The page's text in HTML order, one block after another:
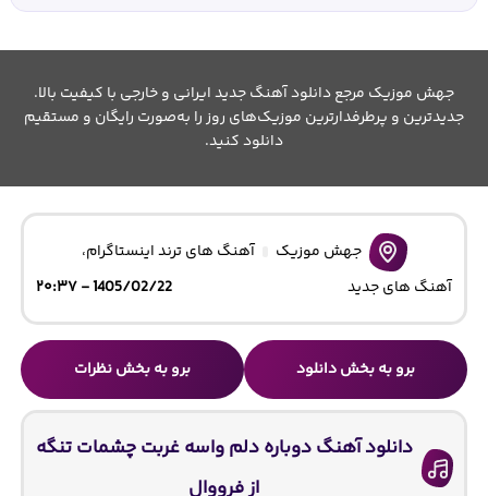
جهش موزیک مرجع دانلود آهنگ جدید ایرانی و خارجی با کیفیت بالا.
جدیدترین و پرطرفدارترین موزیک‌های روز را به‌صورت رایگان و مستقیم
دانلود کنید.
جهش موزیک آهنگ های ترند اینستاگرام،
آهنگ های جدید
1405/02/22 - ۲۰:۳۷
برو به بخش دانلود برو به بخش نظرات
دانلود آهنگ دوباره دلم واسه غربت چشمات تنگه
از فرووال